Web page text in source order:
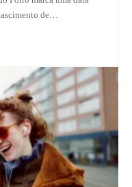
de…